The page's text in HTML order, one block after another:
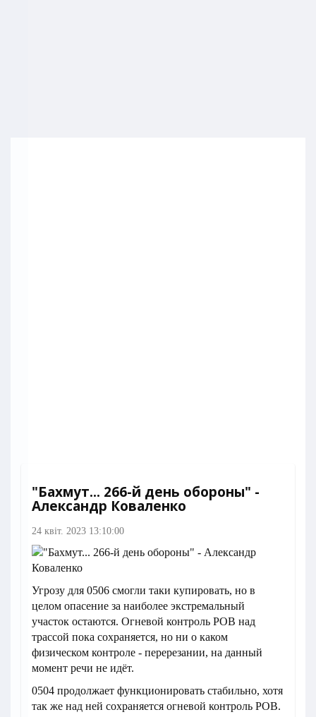
"Бахмут... 266-й день обороны" -
Александр Коваленко
24 квіт. 2023 13:10:00
Угрозу для 0506 смогли таки купировать, но в
целом опасение за наиболее экстремальный
участок остаются. Огневой контроль РОВ над
трассой пока сохраняется, но ни о каком
физическом контроле - перерезании, на данный
момент речи не идёт.
0504 продолжает функционировать стабильно, хотя
так же над ней сохраняется огневой контроль РОВ.